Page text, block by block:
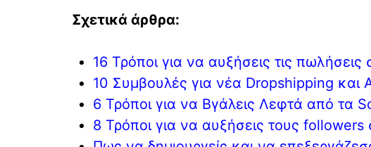
Σχετικά άρθρα:
16 Τρόποι για να αυξήσεις τις
10 Συμβουλές για νέα Dropshipping και
6 Τρόποι για να Βγάλεις Λεφτά από τα
8 Τρόποι για να αυξήσεις τους followers